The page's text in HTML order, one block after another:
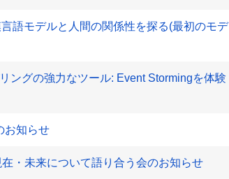
語モデルと人間の関係性を探る(最初のモデ
ングの強力なツール: Event Stormingを体験
お知らせ
・未来について語り合う会のお知らせ